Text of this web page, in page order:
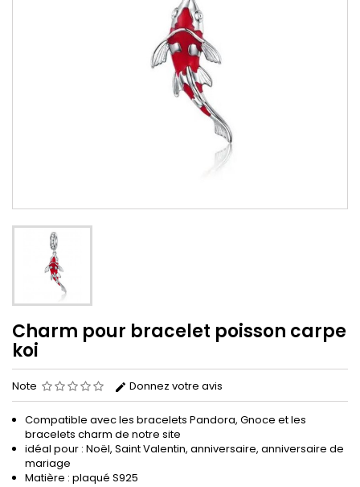
Charm pour bracelet poisson carpe
koi
Note Donnez votre avis
Compatible avec les bracelets Pandora, Gnoce et les
bracelets charm de notre site
idéal pour : Noël, Saint Valentin, anniversaire, anniversaire de
mariage
Matière : plaqué S925